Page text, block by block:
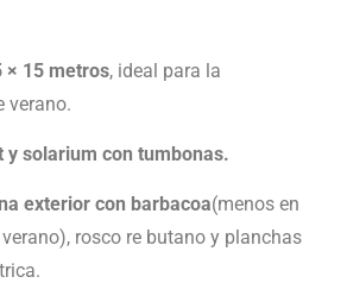
× 15 metros, ideal para la
verano.
y solarium con tumbonas.
exterior con barbacoa(menos en
rosco re butano y planchas